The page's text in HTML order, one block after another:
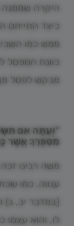
היקרה שממנה
כיצד התייחס
ממש כמו
כוונת המפסל
מבקש לפסל
"וְעַתָּה אִם
מִסִּפְרְךָ אֲשֶׁר
משה רבינו
ענווה, כמו
(במדבר יב, ג)
לו, והוא